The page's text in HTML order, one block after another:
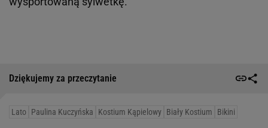
Dziękujemy za przeczytanie
Lato Paulina Kuczyńska Kostium Kąpielowy Biały Kostium Bikini